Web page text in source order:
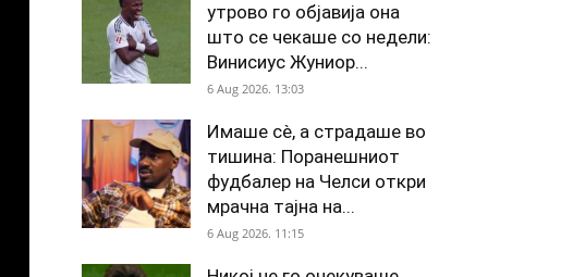
утрово го објавија она
што се чекаше со недели:
Винисиус Жуниор...
6 Aug 2026. 13:03
Имаше сè, а страдаше во
тишина: Поранешниот
фудбалер на Челси откри
мрачна тајна на...
6 Aug 2026. 11:15